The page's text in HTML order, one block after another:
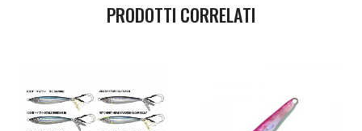
PRODOTTI CORRELATI